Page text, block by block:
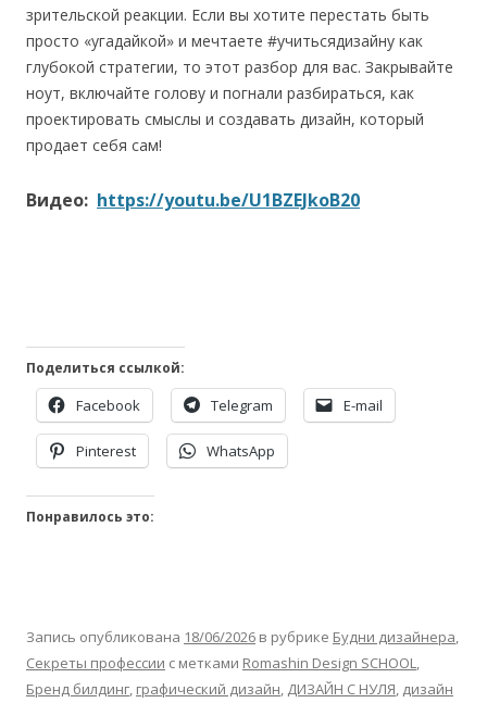
зрительской реакции. Если вы хотите перестать быть
просто «угадайкой» и мечтаете #учитьсядизайну как
глубокой стратегии, то этот разбор для вас. Закрывайте
ноут, включайте голову и погнали разбираться, как
проектировать смыслы и создавать дизайн, который
продает себя сам!
Видео: https://youtu.be/U1BZEJkoB20
Поделиться ссылкой:
Facebook Telegram E-mail
Pinterest WhatsApp
Понравилось это:
Запись опубликована 18/06/2026 в рубрике Будни дизайнера,
Секреты профессии с метками Romashin Design SCHOOL,
Бренд билдинг, графический дизайн, ДИЗАЙН С НУЛЯ, дизайн